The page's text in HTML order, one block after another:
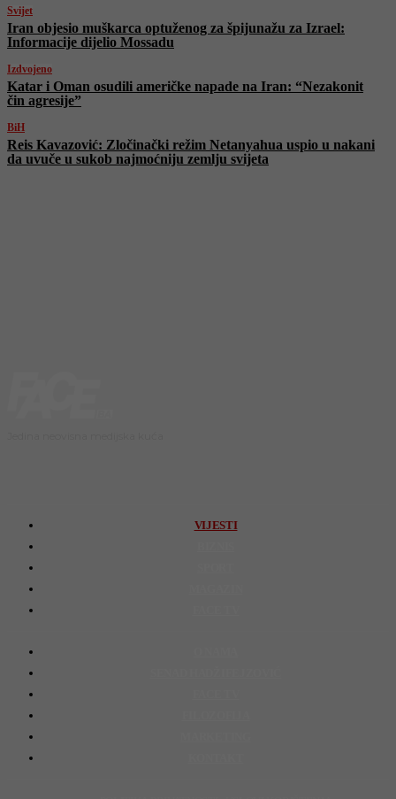
Svijet
Iran objesio muškarca optuženog za špijunažu za Izrael:
Informacije dijelio Mossadu
Izdvojeno
Katar i Oman osudili američke napade na Iran: “Nezakonit
čin agresije”
BiH
Reis Kavazović: Zločinački režim Netanyahua uspio u nakani
da uvuče u sukob najmoćniju zemlju svijeta
VIJESTI